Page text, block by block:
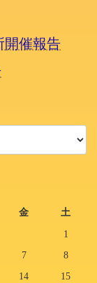
開催報告
金 土
1
7
8
14
15